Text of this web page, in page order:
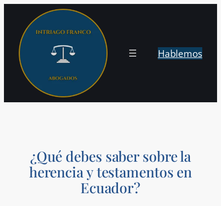
contenido
Hablemos
¿Qué debes saber sobre la
herencia y testamentos en
Ecuador?